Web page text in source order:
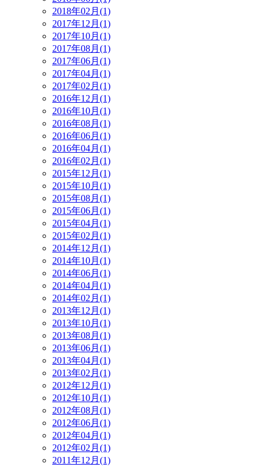
2018年02月(1)
2017年12月(1)
2017年10月(1)
2017年08月(1)
2017年06月(1)
2017年04月(1)
2017年02月(1)
2016年12月(1)
2016年10月(1)
2016年08月(1)
2016年06月(1)
2016年04月(1)
2016年02月(1)
2015年12月(1)
2015年10月(1)
2015年08月(1)
2015年06月(1)
2015年04月(1)
2015年02月(1)
2014年12月(1)
2014年10月(1)
2014年06月(1)
2014年04月(1)
2014年02月(1)
2013年12月(1)
2013年10月(1)
2013年08月(1)
2013年06月(1)
2013年04月(1)
2013年02月(1)
2012年12月(1)
2012年10月(1)
2012年08月(1)
2012年06月(1)
2012年04月(1)
2012年02月(1)
2011年12月(1)